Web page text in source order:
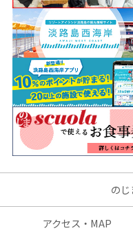
の
アクセス・MAP